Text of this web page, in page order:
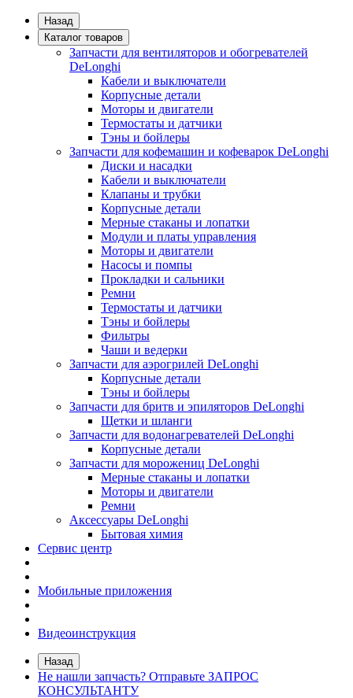
Назад
Каталог товаров
Запчасти для вентиляторов и обогревателей
DeLonghi
Кабели и выключатели
Корпусные детали
Моторы и двигатели
Термостаты и датчики
Тэны и бойлеры
Запчасти для кофемашин и кофеварок DeLonghi
Диски и насадки
Кабели и выключатели
Клапаны и трубки
Корпусные детали
Мерные стаканы и лопатки
Модули и платы управления
Моторы и двигатели
Насосы и помпы
Прокладки и сальники
Ремни
Термостаты и датчики
Тэны и бойлеры
Фильтры
Чаши и ведерки
Запчасти для аэрогрилей DeLonghi
Корпусные детали
Тэны и бойлеры
Запчасти для бритв и эпиляторов DeLonghi
Щетки и шланги
Запчасти для водонагревателей DeLonghi
Корпусные детали
Запчасти для морожениц DeLonghi
Мерные стаканы и лопатки
Моторы и двигатели
Ремни
Аксессуары DeLonghi
Бытовая химия
Сервис центр
Мобильные приложения
Видеоинструкция
Назад
Не нашли запчасть? Отправьте ЗАПРОС
КОНСУЛЬТАНТУ